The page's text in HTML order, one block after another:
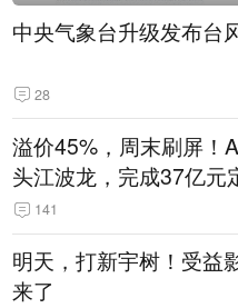
中央气象台升级发布台
28
溢价45%，周末刷屏！
头江波龙，完成37亿元
386.6元，定增价560元
141
明天，打新宇树！受益
来了